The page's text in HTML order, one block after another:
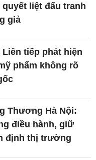
liệt đấu tranh
giả
Liên tiếp phát hiện
phẩm không rõ
Thương Hà Nội:
điều hành, giữ
định thị trường